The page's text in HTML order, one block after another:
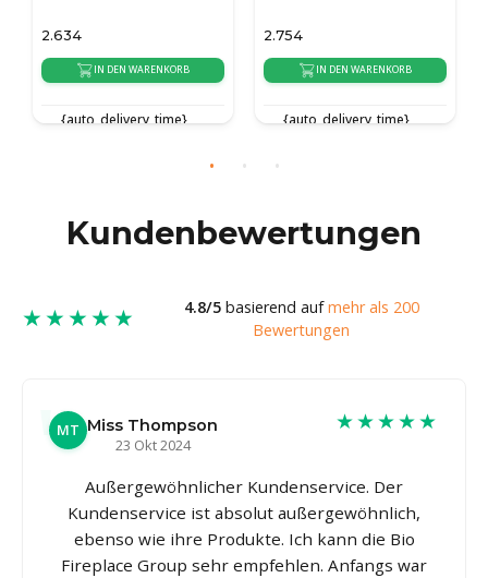
2.634
IN DEN WARENKORB
{auto_delivery_time}
2.754
IN DEN WARENKORB
{auto_delivery_time}
Kundenbewertungen
★★★★★ 4.8/5basierend aufmehr als 200
Bewertungen
MT Miss Thompson
23 Okt 2024
★★★★★
Außergewöhnlicher Kundenservice. Der
Kundenservice ist absolut außergewöhnlich,
ebenso wie ihre Produkte. Ich kann die Bio
Fireplace Group sehr empfehlen. Anfangs war